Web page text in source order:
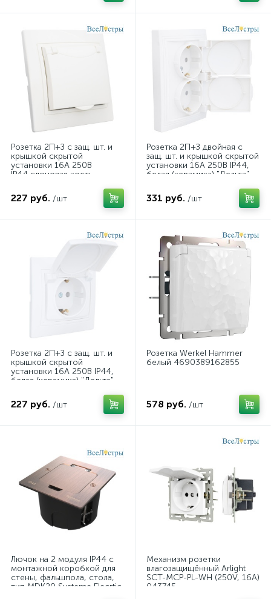
Розетка 2П+З с защ. шт. и
крышкой скрытой
установки 16А 250В
IP44,слоновая кость
227 руб. /шт
Розетка 2П+З двойная с
защ. шт. и крышкой скрытой
установки 16А 250В IP44,
белая (керамика) "Дельта"
331 руб. /шт
Розетка 2П+З с защ. шт. и
крышкой скрытой
установки 16А 250В IP44,
белая (керамика) "Дельта"
227 руб. /шт
Розетка Werkel Hammer
белый 4690389162855
578 руб. /шт
Лючок на 2 модуля IP44 с
монтажной коробкой для
стены, фальшпола, стола,
тип MDK20 Systeme Elecrtic
Механизм розетки
влагозащищённый Arlight
SCT-MCP-PL-WH (250V, 16A)
043745